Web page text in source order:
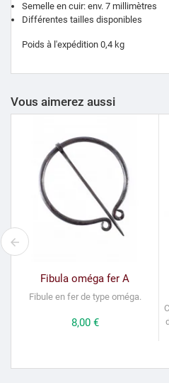
Semelle en cuir: env. 7 millimètres
Différentes tailles disponibles
Poids à l'expédition 0,4 kg
Vous aimerez aussi
Fibula oméga fer A
Fibule en fer de type oméga.
Prix
8,00 €